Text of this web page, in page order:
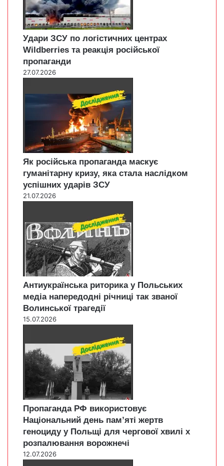
Удари ЗСУ по логістичних центрах
Wildberries та реакція російської
пропаганди
27.07.2026
Як російська пропаганда маскує
гуманітарну кризу, яка стала наслідком
успішних ударів ЗСУ
21.07.2026
Антиукраїнська риторика у Польських
медіа напередодні річниці так званої
Волинської трагедії
15.07.2026
Пропаганда РФ використовує
Національний день пам’яті жертв
геноциду у Польщі для чергової хвилі х
розпалювання ворожнечі
12.07.2026